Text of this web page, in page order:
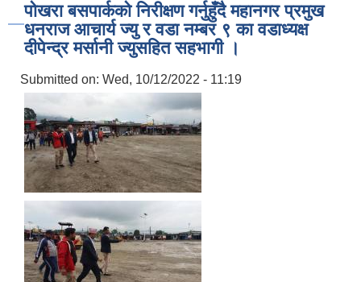
पोखरा बसपार्कको निरीक्षण गर्नुहुँदै महानगर प्रमुख
धनराज आचार्य ज्यु र वडा नम्बर ९ का वडाध्यक्ष
दीपेन्द्र मर्सानी ज्युसहित सहभागी ।
Submitted on: Wed, 10/12/2022 - 11:19